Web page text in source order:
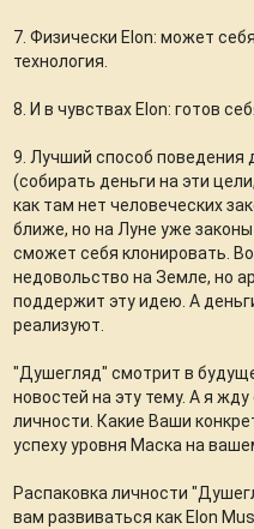
7. Физически Elon: может
технология.
8. И в чувствах Elon: готов
9. Лучший способ поведения
(собирать деньги на эти
как там нет человеческих
ближе, но на Луне уже
сможет себя клонировать.
недовольство на Земле, но
поддержит эту идею. А
реализуют.
"Душегляд" смотрит в
новостей на эту тему. А я
личности. Какие Ваши
успеху уровня Маска на
Распаковка личности
вам развиваться как Elon